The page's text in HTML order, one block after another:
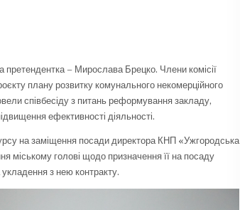
– Мирослава Брецко. Члени комісії
плану розвитку комунального некомерційного
співбесіду з питань реформування закладу,
ефективності діяльності.
на заміщення посади директора КНП «Ужгородська
міському голові щодо призначення її на посаду
з нею контракту.